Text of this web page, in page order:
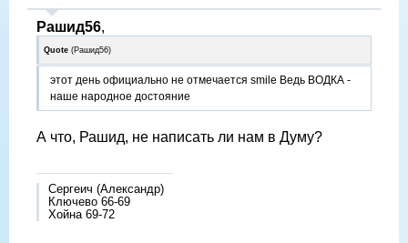
Рашид56,
Quote (Рашид56)
этот день официально не отмечается smile Ведь ВОДКА -
наше народное достояние
А что, Рашид, не написать ли нам в Думу?
Сергеич (Александр)
Ключево 66-69
Хойна 69-72